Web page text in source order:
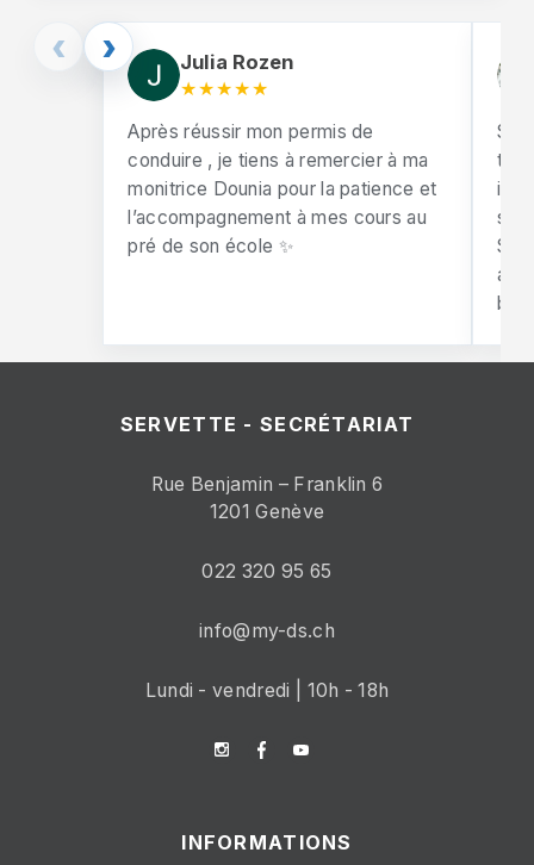
‹ ›
Julia Rozen
★★★★★
Après réussir mon permis de
conduire , je tiens à remercier à ma
monitrice Dounia pour la patience et
l’accompagnement à mes cours au
pré de son école ✨
So
test
SERVETTE - SECRÉTARIAT
Rue Benjamin – Franklin 6
1201 Genève
022 320 95 65
info@my-ds.ch
Lundi - vendredi | 10h - 18h
INFORMATIONS